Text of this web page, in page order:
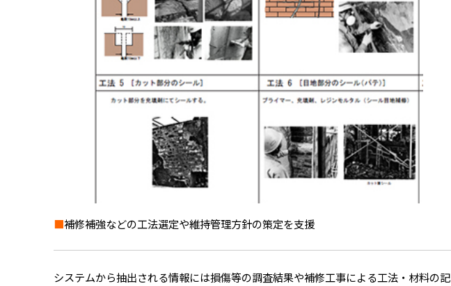
■補修補強などの工法選定や維持管理方針の策定を支援
システムから抽出される情報には損傷等の調査結果や補修工事による工法・材料の記